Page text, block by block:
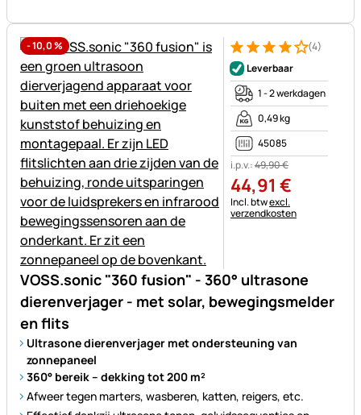
-10,0%
VOSS.sonic "360 fusion" - 360° ultrasone
dierenverjager - met solar, bewegingsmelder
en flits
Ultrasone dierenverjager met ondersteuning van
zonnepaneel
360° bereik – dekking tot 200 m²
Afweer tegen marters, wasberen, katten, reigers, etc.
Beoordeling: 4 van 5 (4
4 Bewertungen
(4)
Leverbaar
1 - 2 werkdagen
0,49 kg
45085
i.p.v.:49,90€
44,91 €
Belastinginformatie:
Incl. btwexcl.
verzendkosten